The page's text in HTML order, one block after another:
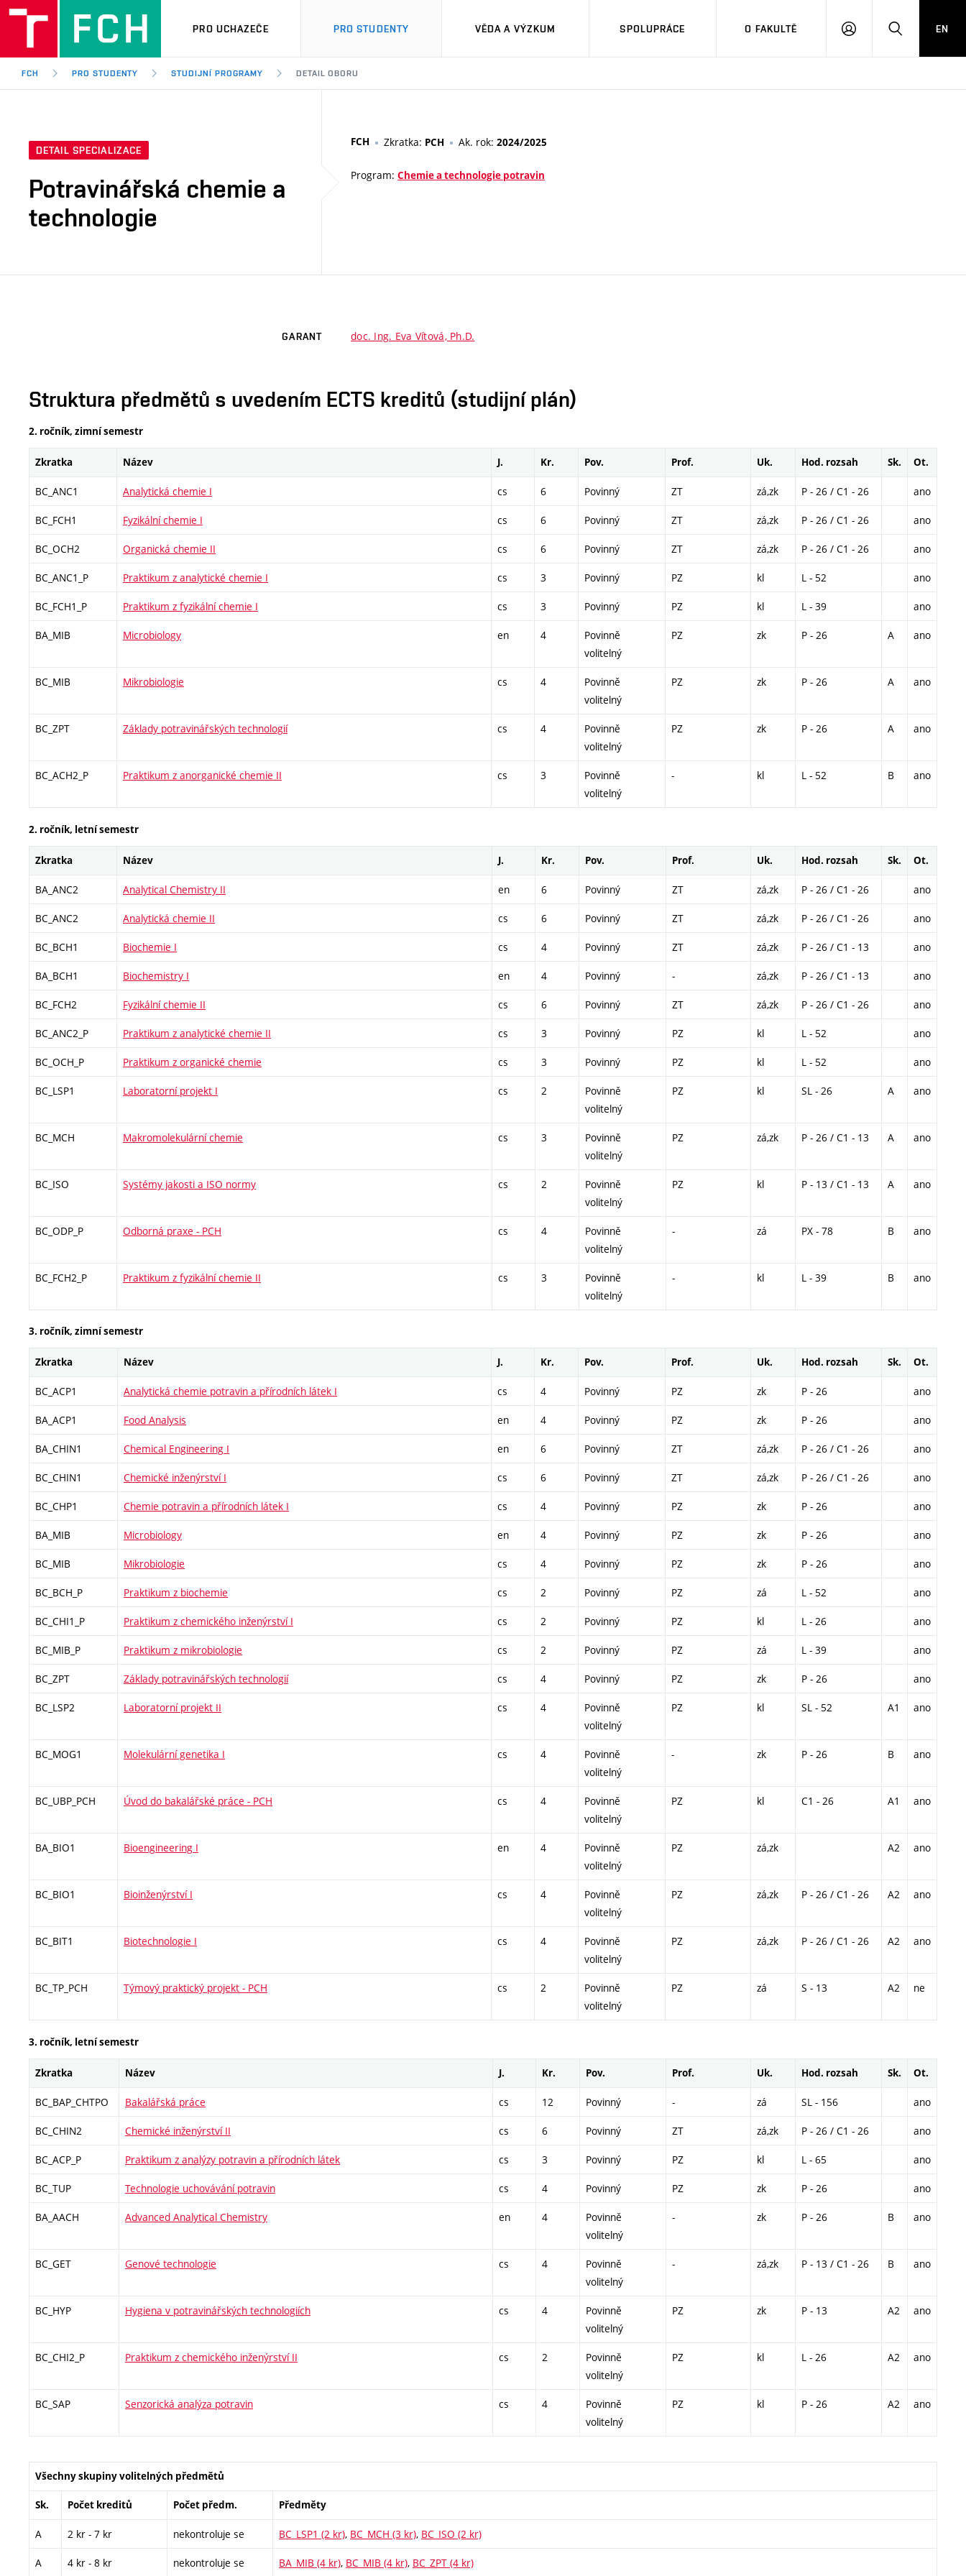
PRO UCHAZEČE PRO STUDENTY VĚDA A VÝZKUM SPOLUPRÁCE O FAKULTĚ
PŘIHLÁSITHLEDAT
EN
FCH PRO STUDENTY STUDIJNÍ PROGRAMY DETAIL OBORU
DETAIL SPECIALIZACE
Potravinářská chemie a
technologie
FCH Zkratka: PCH Ak. rok: 2024/2025
Program: Chemie a technologie potravin
GARANT doc. Ing. Eva Vítová, Ph.D.
Struktura předmětů s uvedením ECTS kreditů (studijní plán)
2. ročník, zimní semestr
Zkratka Název J. Kr. Pov. Prof. Uk. Hod. rozsah Sk. Ot.
BC_ANC1 Analytická chemie I cs 6 Povinný ZT zá,zk P - 26 / C1 - 26 ano
BC_FCH1 Fyzikální chemie I cs 6 Povinný ZT zá,zk P - 26 / C1 - 26 ano
BC_OCH2 Organická chemie II cs 6 Povinný ZT zá,zk P - 26 / C1 - 26 ano
BC_ANC1_P Praktikum z analytické chemie I cs 3 Povinný PZ kl L - 52 ano
BC_FCH1_P Praktikum z fyzikální chemie I cs 3 Povinný PZ kl L - 39 ano
BA_MIB Microbiology en 4
Povinně
volitelný
PZ zk P - 26 A ano
BC_MIB Mikrobiologie cs 4
Povinně
volitelný
PZ zk P - 26 A ano
BC_ZPT Základy potravinářských technologií cs 4
Povinně
volitelný
PZ zk P - 26 A ano
BC_ACH2_P Praktikum z anorganické chemie II cs 3
Povinně
volitelný
- kl L - 52 B ano
2. ročník, letní semestr
Zkratka Název J. Kr. Pov. Prof. Uk. Hod. rozsah Sk. Ot.
BA_ANC2 Analytical Chemistry II en 6 Povinný ZT zá,zk P - 26 / C1 - 26 ano
BC_ANC2 Analytická chemie II cs 6 Povinný ZT zá,zk P - 26 / C1 - 26 ano
BC_BCH1 Biochemie I cs 4 Povinný ZT zá,zk P - 26 / C1 - 13 ano
BA_BCH1 Biochemistry I en 4 Povinný - zá,zk P - 26 / C1 - 13 ano
BC_FCH2 Fyzikální chemie II cs 6 Povinný ZT zá,zk P - 26 / C1 - 26 ano
BC_ANC2_P Praktikum z analytické chemie II cs 3 Povinný PZ kl L - 52 ano
BC_OCH_P Praktikum z organické chemie cs 3 Povinný PZ kl L - 52 ano
BC_LSP1 Laboratorní projekt I cs 2
Povinně
volitelný
PZ kl SL - 26 A ano
BC_MCH Makromolekulární chemie cs 3
Povinně
volitelný
PZ zá,zk P - 26 / C1 - 13 A ano
BC_ISO Systémy jakosti a ISO normy cs 2
Povinně
volitelný
PZ kl P - 13 / C1 - 13 A ano
BC_ODP_P Odborná praxe - PCH cs 4
Povinně
volitelný
- zá PX - 78 B ano
BC_FCH2_P Praktikum z fyzikální chemie II cs 3
Povinně
volitelný
- kl L - 39 B ano
3. ročník, zimní semestr
Zkratka Název J. Kr. Pov. Prof. Uk. Hod. rozsah Sk. Ot.
BC_ACP1 Analytická chemie potravin a přírodních látek I cs 4 Povinný PZ zk P - 26 ano
BA_ACP1 Food Analysis en 4 Povinný PZ zk P - 26 ano
BA_CHIN1 Chemical Engineering I en 6 Povinný ZT zá,zk P - 26 / C1 - 26 ano
BC_CHIN1 Chemické inženýrství I cs 6 Povinný ZT zá,zk P - 26 / C1 - 26 ano
BC_CHP1 Chemie potravin a přírodních látek I cs 4 Povinný PZ zk P - 26 ano
BA_MIB Microbiology en 4 Povinný PZ zk P - 26 ano
BC_MIB Mikrobiologie cs 4 Povinný PZ zk P - 26 ano
BC_BCH_P Praktikum z biochemie cs 2 Povinný PZ zá L - 52 ano
BC_CHI1_P Praktikum z chemického inženýrství I cs 2 Povinný PZ kl L - 26 ano
BC_MIB_P Praktikum z mikrobiologie cs 2 Povinný PZ zá L - 39 ano
BC_ZPT Základy potravinářských technologií cs 4 Povinný PZ zk P - 26 ano
BC_LSP2 Laboratorní projekt II cs 4
Povinně
volitelný
PZ kl SL - 52 A1 ano
BC_MOG1 Molekulární genetika I cs 4
Povinně
volitelný
- zk P - 26 B ano
BC_UBP_PCH Úvod do bakalářské práce - PCH cs 4
Povinně
volitelný
PZ kl C1 - 26 A1 ano
BA_BIO1 Bioengineering I en 4
Povinně
volitelný
PZ zá,zk A2 ano
BC_BIO1 Bioinženýrství I cs 4
Povinně
volitelný
PZ zá,zk P - 26 / C1 - 26 A2 ano
BC_BIT1 Biotechnologie I cs 4
Povinně
volitelný
PZ zá,zk P - 26 / C1 - 26 A2 ano
BC_TP_PCH Týmový praktický projekt - PCH cs 2
Povinně
volitelný
PZ zá S - 13 A2 ne
3. ročník, letní semestr
Zkratka Název J. Kr. Pov. Prof. Uk. Hod. rozsah Sk. Ot.
BC_BAP_CHTPO Bakalářská práce cs 12 Povinný - zá SL - 156 ano
BC_CHIN2 Chemické inženýrství II cs 6 Povinný ZT zá,zk P - 26 / C1 - 26 ano
BC_ACP_P Praktikum z analýzy potravin a přírodních látek cs 3 Povinný PZ kl L - 65 ano
BC_TUP Technologie uchovávání potravin cs 4 Povinný PZ zk P - 26 ano
BA_AACH Advanced Analytical Chemistry en 4
Povinně
volitelný
- zk P - 26 B ano
BC_GET Genové technologie cs 4
Povinně
volitelný
- zá,zk P - 13 / C1 - 26 B ano
BC_HYP Hygiena v potravinářských technologiích cs 4
Povinně
volitelný
PZ zk P - 13 A2 ano
BC_CHI2_P Praktikum z chemického inženýrství II cs 2
Povinně
volitelný
PZ kl L - 26 A2 ano
BC_SAP Senzorická analýza potravin cs 4
Povinně
volitelný
PZ kl P - 26 A2 ano
Všechny skupiny volitelných předmětů
Sk. Počet kreditů Počet předm. Předměty
A 2 kr - 7 kr nekontroluje se BC_LSP1 (2 kr), BC_MCH (3 kr), BC_ISO (2 kr)
A 4 kr - 8 kr nekontroluje se BA_MIB (4 kr), BC_MIB (4 kr), BC_ZPT (4 kr)